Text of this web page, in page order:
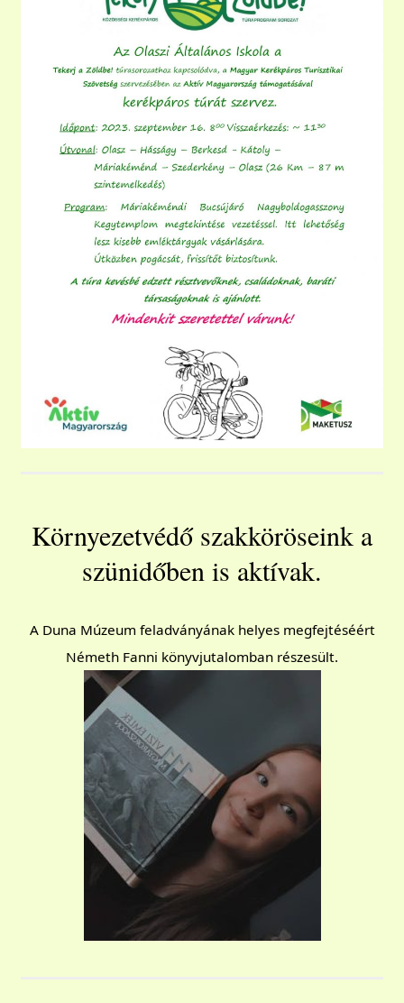
Környezetvédő szakköröseink a
szünidőben is aktívak.
A Duna Múzeum feladványának helyes megfejtéséért
Németh Fanni könyvjutalomban részesült.